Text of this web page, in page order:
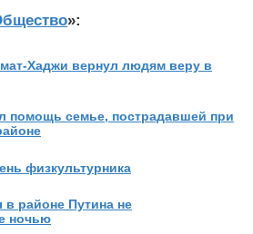
»:
Хаджи вернул людям веру в
помощь семье, пострадавшей при
физкультурника
районе Путина не
ночью